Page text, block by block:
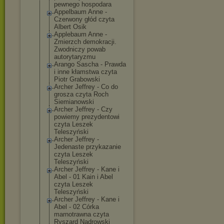
pewnego hospodara
Appelbaum Anne -
Czerwony głód czyta
Albert Osik
Applebaum Anne -
Zmierzch demokracji.
Zwodniczy powab
autorytaryzmu
Arango Sascha - Prawda
i inne kłamstwa czyta
Piotr Grabowski
Archer Jeffrey - Co do
grosza czyta Roch
Siemianowski
Archer Jeffrey - Czy
powiemy prezydentowi
czyta Leszek
Teleszyński
Archer Jeffrey -
Jedenaste przykazanie
czyta Leszek
Teleszyński
Archer Jeffrey - Kane i
Abel - 01 Kain i Abel
czyta Leszek
Teleszyński
Archer Jeffrey - Kane i
Abel - 02 Córka
marnotrawna czyta
Ryszard Nadrowski